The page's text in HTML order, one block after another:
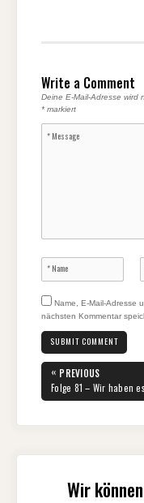
Write a Comment
Deine E-Mail-Adresse wird
* markiert
Name, E-Mail-Adresse
nächsten Kommentar
« PREVIOUS
PREVIOUS
POST:
Folge 81 – Wir haben
Wir